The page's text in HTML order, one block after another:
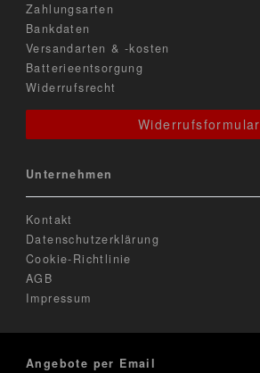
Zahlungsarten
Bankdaten
Versandarten & -kosten
Batterieentsorgung
Widerrufsrecht
Widerrufsformular
Unternehmen
Kontakt
Datenschutzerklärung
Cookie-Richtlinie
AGB
Impressum
Angebote per Email